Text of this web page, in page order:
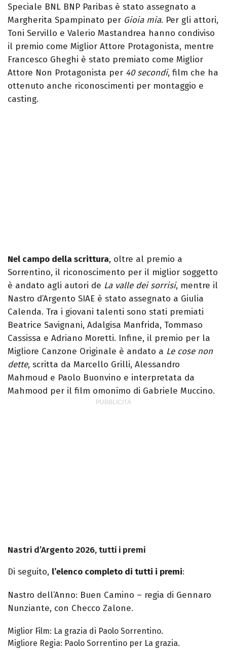
Speciale BNL BNP Paribas è stato assegnato a
Margherita Spampinato per Gioia mia. Per gli attori,
Toni Servillo e Valerio Mastandrea hanno condiviso
il premio come Miglior Attore Protagonista, mentre
Francesco Gheghi è stato premiato come Miglior
Attore Non Protagonista per 40 secondi, film che ha
ottenuto anche riconoscimenti per montaggio e
casting.
Nel campo della scrittura, oltre al premio a
Sorrentino, il riconoscimento per il miglior soggetto
è andato agli autori de La valle dei sorrisi, mentre il
Nastro d’Argento SIAE è stato assegnato a Giulia
Calenda. Tra i giovani talenti sono stati premiati
Beatrice Savignani, Adalgisa Manfrida, Tommaso
Cassissa e Adriano Moretti. Infine, il premio per la
Migliore Canzone Originale è andato a Le cose non
dette, scritta da Marcello Grilli, Alessandro
Mahmoud e Paolo Buonvino e interpretata da
Mahmood per il film omonimo di Gabriele Muccino.
Nastri d’Argento 2026, tutti i premi
Di seguito, l’elenco completo di tutti i premi:
Nastro dell’Anno: Buen Camino – regia di Gennaro
Nunziante, con Checco Zalone.
Miglior Film: La grazia di Paolo Sorrentino.
Migliore Regia: Paolo Sorrentino per La grazia.